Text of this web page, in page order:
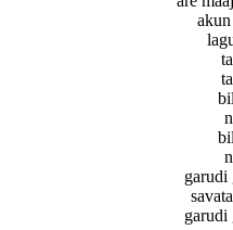
garudi
garudi